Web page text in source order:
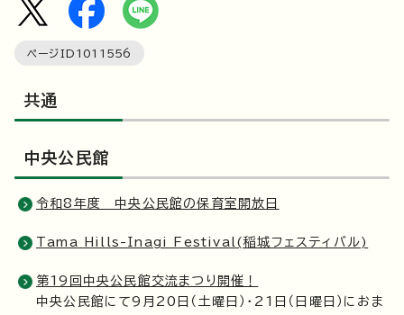
ページID 1011556
共通
中央公民館
令和8年度 中央公民館の保育室開放日
Tama Hills-Inagi Festival(稲城フェスティバル)
第19回中央公民館交流まつり開催！
中央公民館にて9月20日（土曜日）・21日（日曜日）におま